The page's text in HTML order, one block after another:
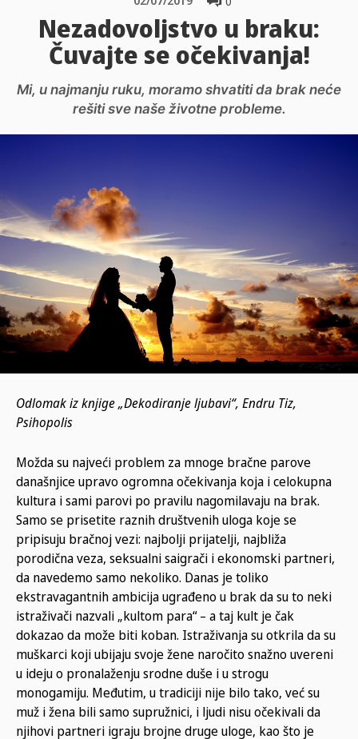
Nezadovoljstvo u braku:
Čuvajte se očekivanja!
Mi, u najmanju ruku, moramo shvatiti da brak neće
rešiti sve naše životne probleme.
Odlomak iz knjige „Dekodiranje ljubavi“, Endru Tiz,
Psihopolis
Možda su najveći problem za mnoge bračne parove
današnjice upravo ogromna očekivanja koja i celokupna
kultura i sami parovi po pravilu nagomilavaju na brak.
Samo se prisetite raznih društvenih uloga koje se
pripisuju bračnoj vezi: najbolji prijatelji, najbliža
porodična veza, seksualni saigrači i ekonomski partneri,
da navedemo samo nekoliko. Danas je toliko
ekstravagantnih ambicija ugrađeno u brak da su to neki
istraživači nazvali „kultom para“ – a taj kult je čak
dokazao da može biti koban. Istraživanja su otkrila da su
muškarci koji ubijaju svoje žene naročito snažno uvereni
u ideju o pronalaženju srodne duše i u strogu
monogamiju. Međutim, u tradiciji nije bilo tako, već su
muž i žena bili samo supružnici, i ljudi nisu očekivali da
njihovi partneri igraju brojne druge uloge, kao što je